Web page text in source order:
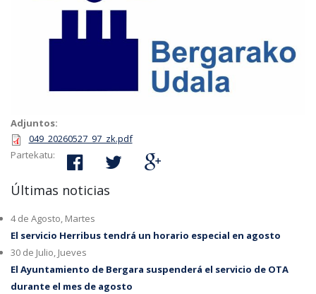
Adjuntos:
049_20260527_97_zk.pdf
Partekatu:
Últimas noticias
4 de Agosto, Martes
El servicio Herribus tendrá un horario especial en agosto
30 de Julio, Jueves
El Ayuntamiento de Bergara suspenderá el servicio de OTA
durante el mes de agosto